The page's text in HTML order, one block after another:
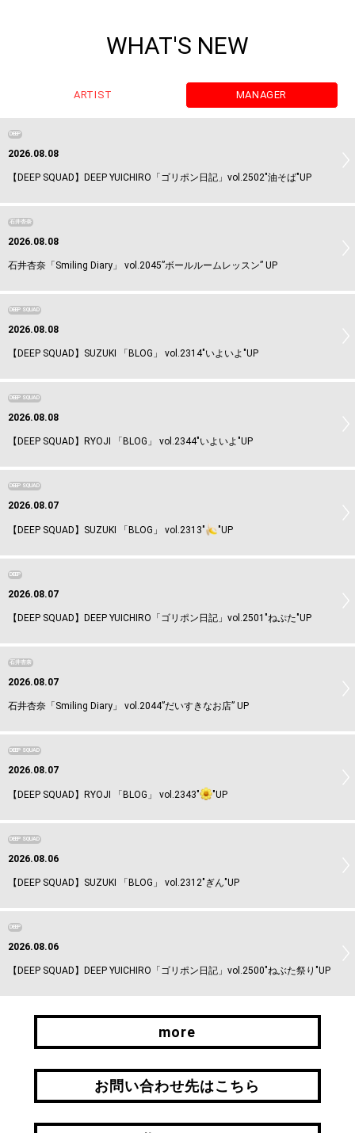
WHAT'S NEW
ARTIST MANAGER
DEEP
2026.08.08
【DEEP SQUAD】DEEP YUICHIRO「ゴリポン日記」vol.2502"油そば"UP
石井杏奈
2026.08.08
石井杏奈「Smiling Diary」 vol.2045”ボールルームレッスン” UP
DEEP SQUAD
2026.08.08
【DEEP SQUAD】SUZUKI 「BLOG」 vol.2314"いよいよ"UP
DEEP SQUAD
2026.08.08
【DEEP SQUAD】RYOJI 「BLOG」 vol.2344"いよいよ"UP
DEEP SQUAD
2026.08.07
【DEEP SQUAD】SUZUKI 「BLOG」 vol.2313" "UP
DEEP
2026.08.07
【DEEP SQUAD】DEEP YUICHIRO「ゴリポン日記」vol.2501"ねぷた"UP
石井杏奈
2026.08.07
石井杏奈「Smiling Diary」 vol.2044”だいすきなお店” UP
DEEP SQUAD
2026.08.07
【DEEP SQUAD】RYOJI 「BLOG」 vol.2343" "UP
DEEP SQUAD
2026.08.06
【DEEP SQUAD】SUZUKI 「BLOG」 vol.2312"ぎん"UP
DEEP
2026.08.06
【DEEP SQUAD】DEEP YUICHIRO「ゴリポン日記」vol.2500"ねぶた祭り"UP
more
more
お問い合わせ先はこちら
お問い合わせ先はこちら
引継ぎはこちら